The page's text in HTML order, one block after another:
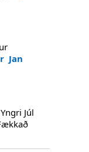
Jan
Yngri Júl